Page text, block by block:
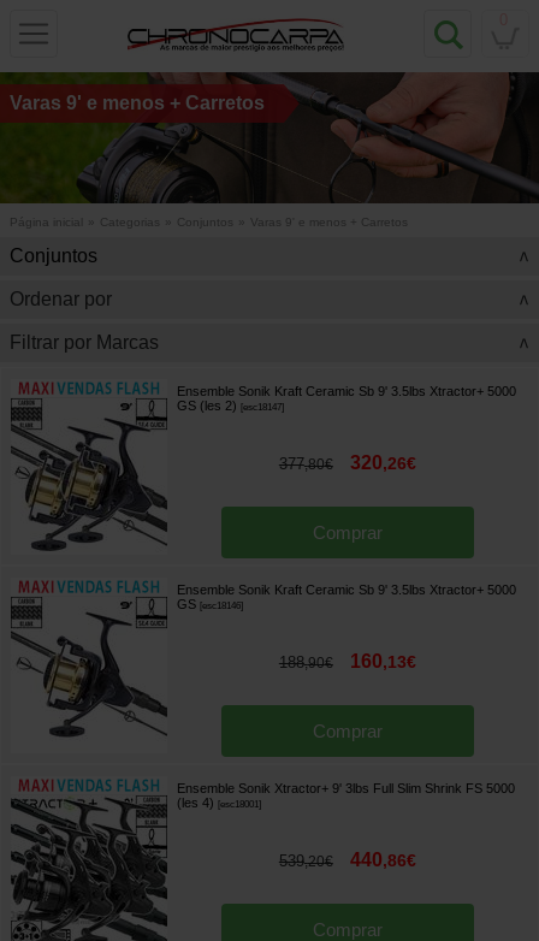
Varas 9' e menos + Carretos
Página inicial Categorias Conjuntos Varas 9' e menos + Carretos
Conjuntos >
Ordenar por >
Filtrar por Marcas >
Ensemble Sonik Kraft Ceramic Sb 9' 3.5lbs Xtractor+ 5000
GS (les 2) [esc18147]
377,80€ 320,26€
Comprar
Ensemble Sonik Kraft Ceramic Sb 9' 3.5lbs Xtractor+ 5000
GS [esc18146]
188,90€ 160,13€
Comprar
Ensemble Sonik Xtractor+ 9' 3lbs Full Slim Shrink FS 5000
(les 4) [esc18001]
539,20€ 440,86€
Comprar